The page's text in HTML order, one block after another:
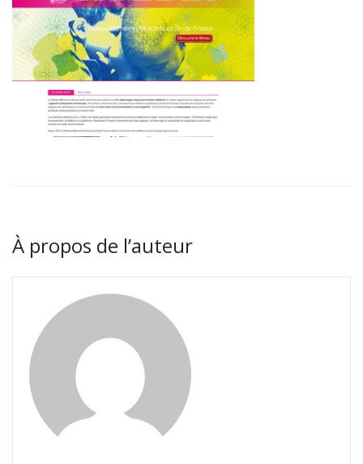
À propos de l’auteur